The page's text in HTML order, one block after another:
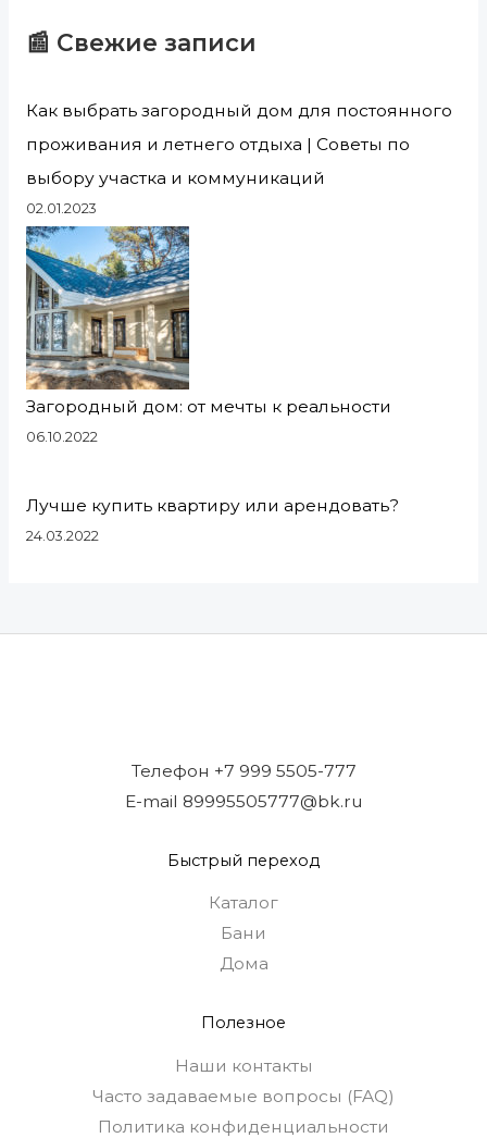
📰 Свежие записи
Как выбрать загородный дом для постоянного
проживания и летнего отдыха | Советы по
выбору участка и коммуникаций
02.01.2023
Загородный дом: от мечты к реальности
06.10.2022
Лучше купить квартиру или арендовать?
24.03.2022
Телефон +7 999 5505-777
E-mail 89995505777@bk.ru
Быстрый переход
Каталог
Бани
Дома
Полезное
Наши контакты
Часто задаваемые вопросы (FAQ)
Политика конфиденциальности